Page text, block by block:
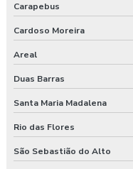
Carapebus
Cardoso Moreira
Areal
Duas Barras
Santa Maria Madalena
Rio das Flores
São Sebastião do Alto